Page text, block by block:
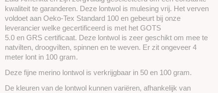
kwaliteit te garanderen. Deze lontwol is mulesing vrij. Het verven
voldoet aan Oeko-Tex Standard 100 en gebeurt bij onze
leverancier welke gecertificeerd is met het GOTS
5.0 en GRS certificaat. Deze lontwol is zeer geschikt om mee te
natvilten, droogvilten, spinnen en te weven. Er zit ongeveer 4
meter lont in 100 gram.
Deze fijne merino lontwol is verkrijgbaar in 50 en 100 gram.
De kleuren van de lontwol kunnen variëren, afhankelijk van